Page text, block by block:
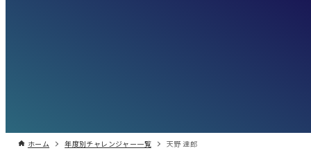
ホーム 年度別チャレンジャー一覧 天野 達郎